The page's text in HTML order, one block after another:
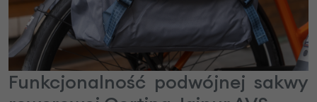
Funkcjonalność podwójnej sakwy